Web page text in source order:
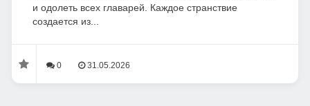
и одолеть всех главарей. Каждое странствие
создается из...
0 31.05.2026